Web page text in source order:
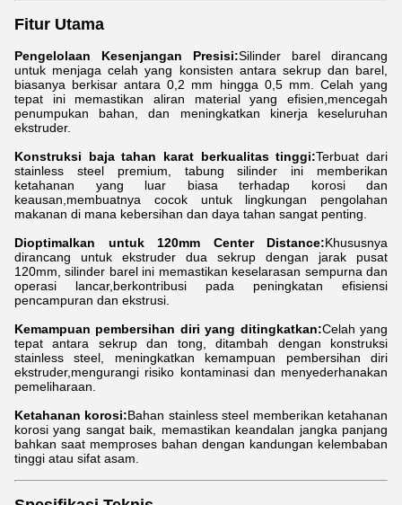
Fitur Utama
Pengelolaan Kesenjangan Presisi:Silinder barel dirancang
untuk menjaga celah yang konsisten antara sekrup dan barel,
biasanya berkisar antara 0,2 mm hingga 0,5 mm. Celah yang
tepat ini memastikan aliran material yang efisien,mencegah
penumpukan bahan, dan meningkatkan kinerja keseluruhan
ekstruder.
Konstruksi baja tahan karat berkualitas tinggi:Terbuat dari
stainless steel premium, tabung silinder ini memberikan
ketahanan yang luar biasa terhadap korosi dan
keausan,membuatnya cocok untuk lingkungan pengolahan
makanan di mana kebersihan dan daya tahan sangat penting.
Dioptimalkan untuk 120mm Center Distance:Khususnya
dirancang untuk ekstruder dua sekrup dengan jarak pusat
120mm, silinder barel ini memastikan keselarasan sempurna dan
operasi lancar,berkontribusi pada peningkatan efisiensi
pencampuran dan ekstrusi.
Kemampuan pembersihan diri yang ditingkatkan:Celah yang
tepat antara sekrup dan tong, ditambah dengan konstruksi
stainless steel, meningkatkan kemampuan pembersihan diri
ekstruder,mengurangi risiko kontaminasi dan menyederhanakan
pemeliharaan.
Ketahanan korosi:Bahan stainless steel memberikan ketahanan
korosi yang sangat baik, memastikan keandalan jangka panjang
bahkan saat memproses bahan dengan kandungan kelembaban
tinggi atau sifat asam.